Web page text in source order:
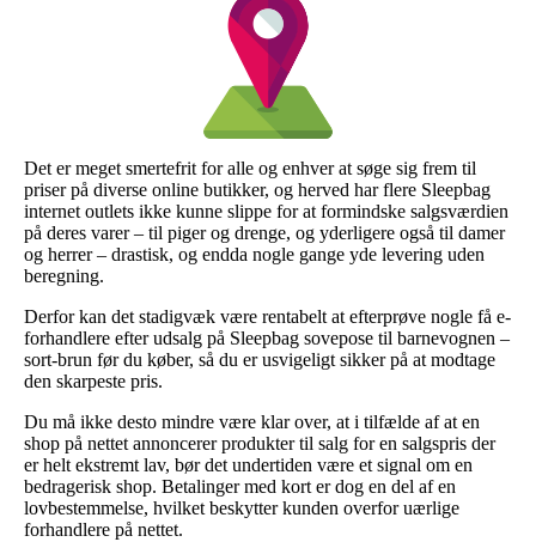
Det er meget smertefrit for alle og enhver at søge sig frem til
priser på diverse online butikker, og herved har flere Sleepbag
internet outlets ikke kunne slippe for at formindske salgsværdien
på deres varer – til piger og drenge, og yderligere også til damer
og herrer – drastisk, og endda nogle gange yde levering uden
beregning.
Derfor kan det stadigvæk være rentabelt at efterprøve nogle få e-
forhandlere efter udsalg på Sleepbag sovepose til barnevognen –
sort-brun før du køber, så du er usvigeligt sikker på at modtage
den skarpeste pris.
Du må ikke desto mindre være klar over, at i tilfælde af at en
shop på nettet annoncerer produkter til salg for en salgspris der
er helt ekstremt lav, bør det undertiden være et signal om en
bedragerisk shop. Betalinger med kort er dog en del af en
lovbestemmelse, hvilket beskytter kunden overfor uærlige
forhandlere på nettet.